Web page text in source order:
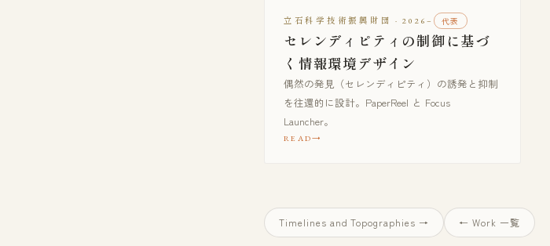
立石科学技術振興財団 · 2026– 代表
セレンディピティの制御に基づ
く情報環境デザイン
偶然の発見（セレンディピティ）の誘発と抑制
を往還的に設計。PaperReel と Focus
Launcher。
READ
Timelines and Topographies → ← Work 一覧